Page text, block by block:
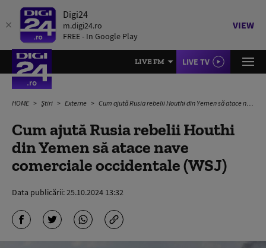
Digi24
m.digi24.ro
FREE - In Google Play
VIEW
LIVE FM LIVE TV
HOME Știri Externe Cum ajută Rusia rebelii Houthi din Yemen să atace nave comerciale occidentale (WSJ)
Cum ajută Rusia rebelii Houthi
din Yemen să atace nave
comerciale occidentale (WSJ)
Data publicării:25.10.2024 13:32